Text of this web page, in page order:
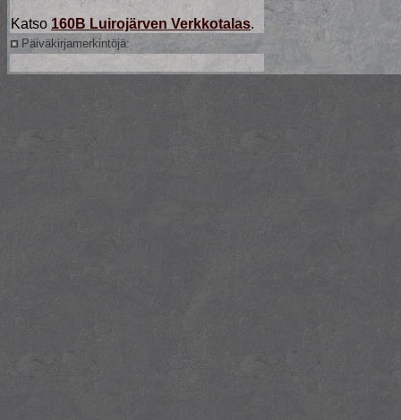
Katso 160B Luirojärven Verkkotalas.
Päiväkirjamerkintöjä: